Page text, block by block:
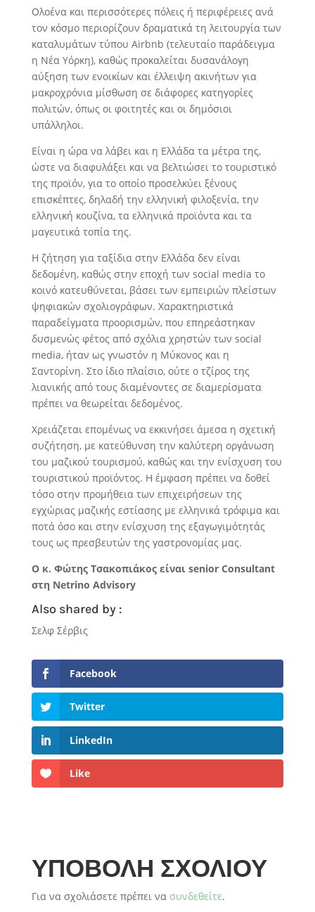
Ολοένα και περισσότερες πόλεις ή περιφέρειες ανά
τον κόσμο περιορίζουν δραματικά τη λειτουργία των
καταλυμάτων τύπου Airbnb (τελευταίο παράδειγμα
η Νέα Υόρκη), καθώς προκαλείται δυσανάλογη
αύξηση των ενοικίων και έλλειψη ακινήτων για
μακροχρόνια μίσθωση σε διάφορες κατηγορίες
πολιτών, όπως οι φοιτητές και οι δημόσιοι
υπάλληλοι.
Είναι η ώρα να λάβει και η Ελλάδα τα μέτρα της,
ώστε να διαφυλάξει και να βελτιώσει το τουριστικό
της προϊόν, για το οποίο προσελκύει ξένους
επισκέπτες, δηλαδή την ελληνική φιλοξενία, την
ελληνική κουζίνα, τα ελληνικά προϊόντα και τα
μαγευτικά τοπία της.
Η ζήτηση για ταξίδια στην Ελλάδα δεν είναι
δεδομένη, καθώς στην εποχή των social media το
κοινό κατευθύνεται, βάσει των εμπειριών πλείστων
ψηφιακών σχολιογράφων. Χαρακτηριστικά
παραδείγματα προορισμών, που επηρεάστηκαν
δυσμενώς φέτος από σχόλια χρηστών των social
media, ήταν ως γνωστόν η Μύκονος και η
Σαντορίνη. Στο ίδιο πλαίσιο, ούτε ο τζίρος της
λιανικής από τους διαμένοντες σε διαμερίσματα
πρέπει να θεωρείται δεδομένος.
Χρειάζεται επομένως να εκκινήσει άμεσα η σχετική
συζήτηση, με κατεύθυνση την καλύτερη οργάνωση
του μαζικού τουρισμού, καθώς και την ενίσχυση του
τουριστικού προϊόντος. Η έμφαση πρέπει να δοθεί
τόσο στην προμήθεια των επιχειρήσεων της
εγχώριας μαζικής εστίασης με ελληνικά τρόφιμα και
ποτά όσο και στην ενίσχυση της εξαγωγιμότητάς
τους ως πρεσβευτών της γαστρονομίας μας.
Ο κ. Φώτης Τσακοπιάκος είναι senior Consultant
στη Netrino Advisory
Also shared by :
Σελφ Σέρβις
Facebook
Twitter
LinkedIn
Like
ΥΠΟΒΟΛΉ ΣΧΟΛΊΟΥ
Για να σχολιάσετε πρέπει να συνδεθείτε.